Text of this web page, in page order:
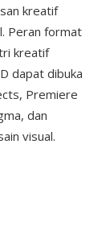
kreatif
Peran format
kreatif
dapat dibuka
Premiere
dan
visual.